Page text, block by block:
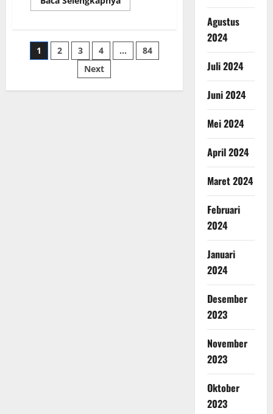
1 2 3 4 …
84
Next
Agustus
2024
Juli 2024
Juni 2024
Mei 2024
April 2024
Maret 2024
Februari
2024
Januari
2024
Desember
2023
November
2023
Oktober
2023